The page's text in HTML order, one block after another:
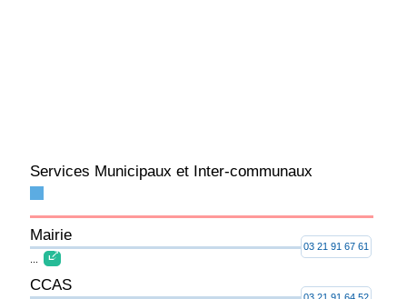
Services Municipaux et Inter-communaux
Mairie
03 21 91 67 61
CCAS